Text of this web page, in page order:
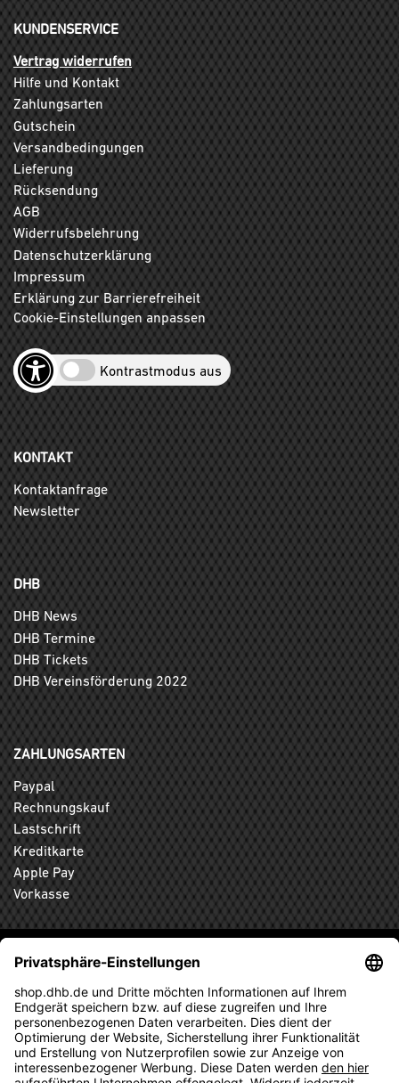
KUNDENSERVICE
Vertrag widerrufen
Hilfe und Kontakt
Zahlungsarten
Gutschein
Versandbedingungen
Lieferung
Rücksendung
AGB
Widerrufsbelehrung
Datenschutzerklärung
Impressum
Erklärung zur Barrierefreiheit
Cookie-Einstellungen anpassen
Kontrastmodus aus
KONTAKT
Kontaktanfrage
Newsletter
DHB
DHB News
DHB Termine
DHB Tickets
DHB Vereinsförderung 2022
ZAHLUNGSARTEN
Paypal
Rechnungskauf
Lastschrift
Kreditkarte
Apple Pay
Vorkasse
ABONNIEREN SIE DEN KOSTENLOSEN DHB-FANSHOP
NEWSLETTER UND VERPASSEN SIE KEINE NEUIGKEIT ODER
AKTION MEHR.
ANMELDEN